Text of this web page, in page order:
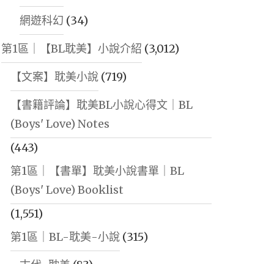
網遊科幻 (34)
第1區｜【BL耽美】小說介紹 (3,012)
【文案】耽美小說(719)
【書籍評論】耽美BL小說心得文｜BL
(Boys' Love) Notes
(443)
第1區｜【書單】耽美小說書單｜BL
(Boys' Love) Booklist
(1,551)
第1區｜BL-耽美-小說(315)